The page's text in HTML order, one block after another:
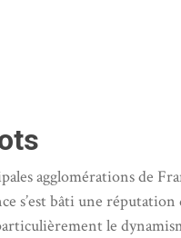
agglomérations de
bâti une réputation
le